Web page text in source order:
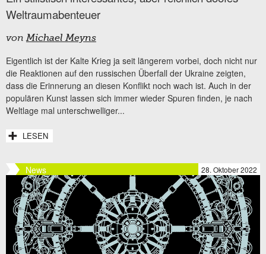
Weltraumabenteuer
vonMichael Meyns
Eigentlich ist der Kalte Krieg ja seit längerem vorbei, doch nicht nur
die Reaktionen auf den russischen Überfall der Ukraine zeigten,
dass die Erinnerung an diesen Konflikt noch wach ist. Auch in der
populären Kunst lassen sich immer wieder Spuren finden, je nach
Weltlage mal unterschwelliger...
LESEN
News 28. Oktober 2022